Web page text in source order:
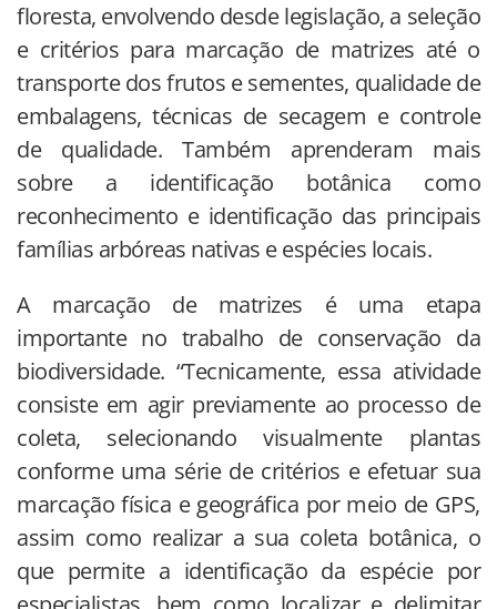
floresta, envolvendo desde legislação, a seleção
e critérios para marcação de matrizes até o
transporte dos frutos e sementes, qualidade de
embalagens, técnicas de secagem e controle
de qualidade. Também aprenderam mais
sobre a identificação botânica como
reconhecimento e identificação das principais
famílias arbóreas nativas e espécies locais.
A marcação de matrizes é uma etapa
importante no trabalho de conservação da
biodiversidade. “Tecnicamente, essa atividade
consiste em agir previamente ao processo de
coleta, selecionando visualmente plantas
conforme uma série de critérios e efetuar sua
marcação física e geográfica por meio de GPS,
assim como realizar a sua coleta botânica, o
que permite a identificação da espécie por